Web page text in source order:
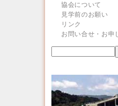
協会について
見学前のお願い
リンク
お問い合せ・お申